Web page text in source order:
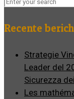
Recente
Strategie
Leader del
Sicurezza
Les